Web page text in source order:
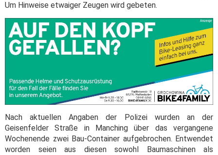
Um Hinweise etwaiger Zeugen wird gebeten.
Nach aktuellen Angaben der Polizei wurden an der
Geisenfelder Straße in Manching über das vergangene
Wochenende zwei Bau-Container aufgebrochen. Entwendet
worden seien aus diesen sowohl Baumaschinen als